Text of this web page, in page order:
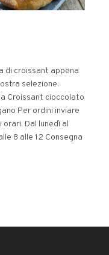
di croissant appena
selezione:
Croissant cioccolato
Per ordini inviare
Dal lunedì al
8 alle 12 Consegna